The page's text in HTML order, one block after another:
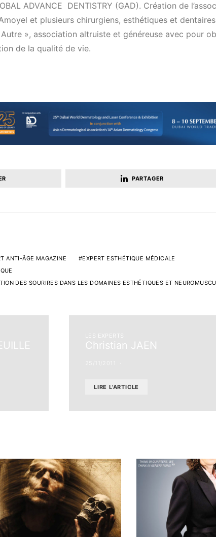
ADVANCE DENTISTRY (GAD). Création de
et plusieurs chirurgiens, esthétiques et
», association altruiste et généreuse avec pour
de la qualité de vie.
PARTAGER
ANTI-ÂGE MAGAZINE
EXPERT ESTHÉTIQUE MÉDICALE
DES SOURIRES DANS LES DOMAINES ESTHÉTIQUES ET
LES EXPERTS
Christian JAEN
LIRE L'ARTICLE